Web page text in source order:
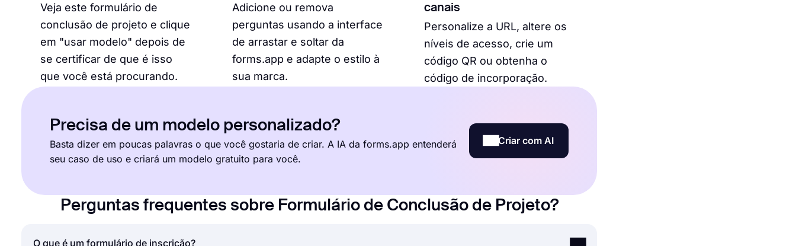
Veja este formulário de
conclusão de projeto e clique
em "usar modelo" depois de
se certificar de que é isso
que você está procurando.
Adicione ou remova
perguntas usando a interface
de arrastar e soltar da
forms.app e adapte o estilo à
sua marca.
canais
Personalize a URL, altere os
níveis de acesso, crie um
código QR ou obtenha o
código de incorporação.
Precisa de um modelo personalizado?
Basta dizer em poucas palavras o que você gostaria de criar. A IA da forms.app entenderá
seu caso de uso e criará um modelo gratuito para você.
Criar com AI
Perguntas frequentes sobre Formulário de Conclusão de Projeto?
O que é um formulário de inscrição?